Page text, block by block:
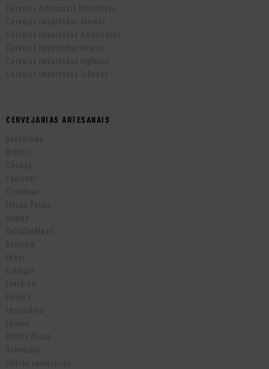
Cervejas Artesanais Brasileiras
Cervejas Importadas Alemãs
Cervejas Importadas Americanas
Cervejas Importadas Belgas
Cervejas Importadas Inglesas
Cervejas Importadas Tchecas
CERVEJARIAS ARTESANAIS
Bodebrown
Brotas
Chimay
Paulaner
Czechvar
Hocus Pocus
Dogma
DeHalveMaan
Delirium
Ekaut
Erdinger
Everbrew
Fuller’s
Leopoldina
Leuven
Roleta Russa
Schneider
Outras cervejarias